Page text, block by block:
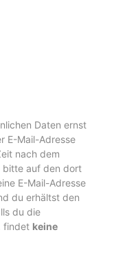
Daten ernst
E-Mail-Adresse
nach dem
bitte auf den dort
E-Mail-Adresse
du erhältst den
du die
findet keine